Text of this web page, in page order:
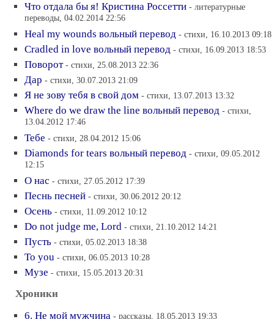
Что отдала бы я! Кристина Россетти - литературные
переводы, 04.02.2014 22:56
Heal my wounds вольный перевод - стихи, 16.10.2013 09:18
Cradled in love вольный перевод - стихи, 16.09.2013 18:53
Поворот - стихи, 25.08.2013 22:36
Дар - стихи, 30.07.2013 21:09
Я не зову тебя в свой дом - стихи, 13.07.2013 13:32
Where do we draw the line вольный перевод - стихи,
13.04.2012 17:46
Тебе - стихи, 28.04.2012 15:06
Diamonds for tears вольный перевод - стихи, 09.05.2012
12:15
О нас - стихи, 27.05.2012 17:39
Песнь песней - стихи, 30.06.2012 20:12
Осень - стихи, 11.09.2012 10:12
Do not judge me, Lord - стихи, 21.10.2012 14:21
Пусть - стихи, 05.02.2013 18:38
To you - стихи, 06.05.2013 10:28
Музе - стихи, 15.05.2013 20:31
Хроники
6. Не мой мужчина - рассказы, 18.05.2013 19:33